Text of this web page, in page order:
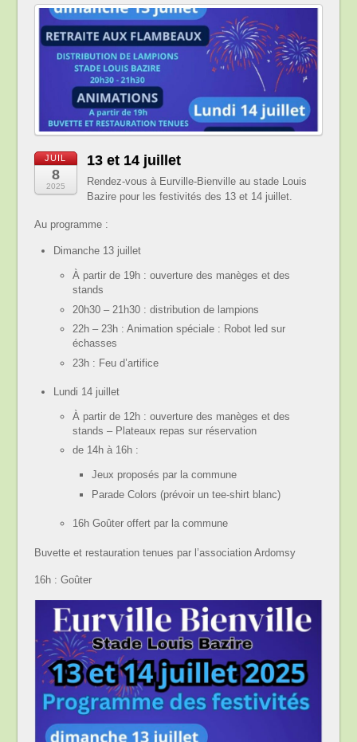
JUIL
8
2025
13 et 14 juillet
Rendez-vous à Eurville-Bienville au stade Louis
Bazire pour les festivités des 13 et 14 juillet.
Au programme :
Dimanche 13 juillet
À partir de 19h : ouverture des manèges et des
stands
20h30 – 21h30 : distribution de lampions
22h – 23h : Animation spéciale : Robot led sur
échasses
23h : Feu d’artifice
Lundi 14 juillet
À partir de 12h : ouverture des manèges et des
stands – Plateaux repas sur réservation
de 14h à 16h :
Jeux proposés par la commune
Parade Colors (prévoir un tee-shirt blanc)
16h Goûter offert par la commune
Buvette et restauration tenues par l’association Ardomsy
16h : Goûter